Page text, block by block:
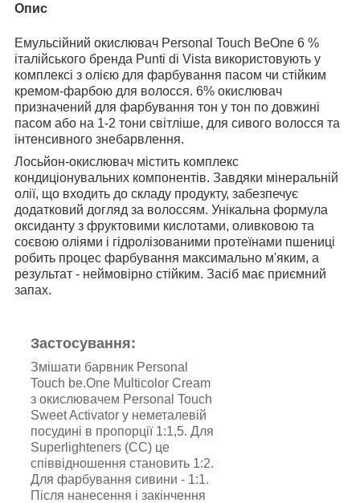
Опис
Емульсійний окислювач Personal Touch BeOne 6 %
італійського бренда Punti di Vista використовують у
комплексі з олією для фарбування пасом чи стійким
кремом-фарбою для волосся. 6% окислювач
призначений для фарбування тон у тон по довжині
пасом або на 1-2 тони світліше, для сивого волосся та
інтенсивного знебарвлення.
Лосьйон-окислювач містить комплекс
кондиціонувальних компонентів. Завдяки мінеральній
олії, що входить до складу продукту, забезпечує
додатковий догляд за волоссям. Унікальна формула
оксиданту з фруктовими кислотами, оливковою та
соєвою оліями і гідролізованими протеїнами пшениці
робить процес фарбування максимально м'яким, а
результат - неймовірно стійким. Засіб має приємний
запах.
Застосування:
Змішати барвник Personal
Touch be.One Multicolor Cream
з окислювачем Personal Touch
Sweet Activator у неметалевій
посудині в пропорції 1:1,5. Для
Superlighteners (СС) це
співвідношення становить 1:2.
Для фарбування сивини - 1:1.
Після нанесення і закінчення